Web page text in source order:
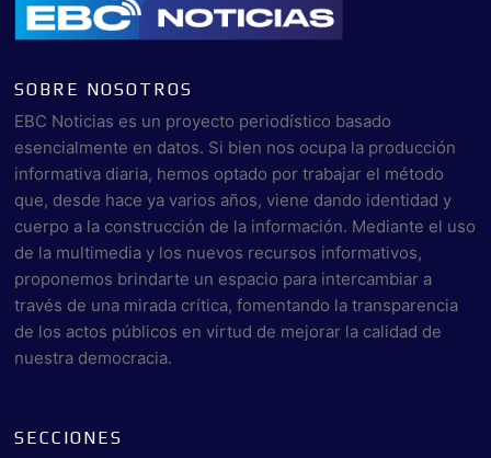
SOBRE NOSOTROS
EBC Noticias es un proyecto periodístico basado
esencialmente en datos. Si bien nos ocupa la producción
informativa diaria, hemos optado por trabajar el método
que, desde hace ya varios años, viene dando identidad y
cuerpo a la construcción de la información. Mediante el uso
de la multimedia y los nuevos recursos informativos,
proponemos brindarte un espacio para intercambiar a
través de una mirada crítica, fomentando la transparencia
de los actos públicos en virtud de mejorar la calidad de
nuestra democracia.
SECCIONES